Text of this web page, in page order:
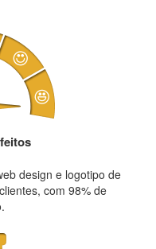
design e logotipo de
com 98% de